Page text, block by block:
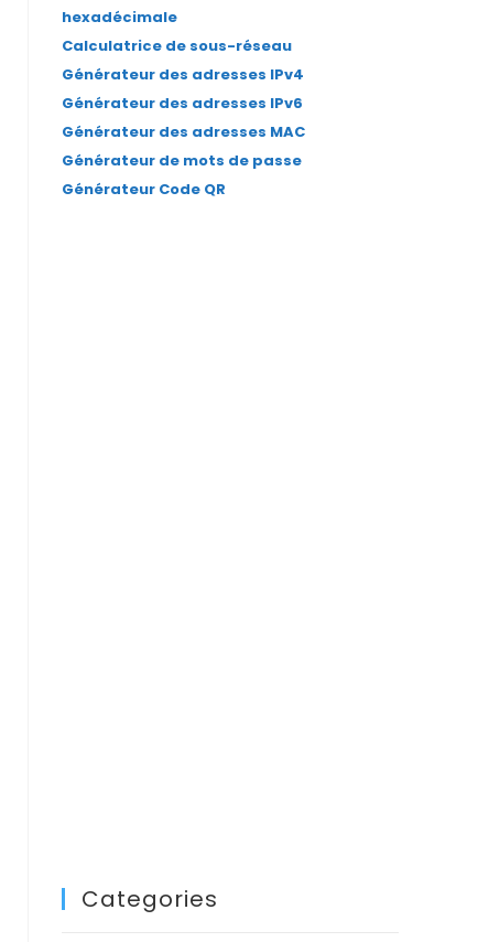
hexadécimale
Calculatrice de sous-réseau
Générateur des adresses IPv4
Générateur des adresses IPv6
Générateur des adresses MAC
Générateur de mots de passe
Générateur Code QR
Categories